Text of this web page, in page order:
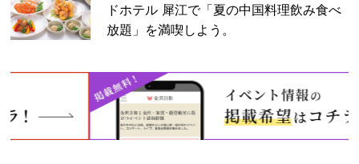
ドホテル 犀江で「夏の中国料理飲み食べ
放題」を満喫しよう。